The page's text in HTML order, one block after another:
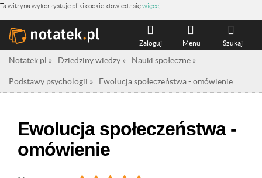
Ta witryna wykorzystuje pliki cookie, dowiedz sięwięcej
Szukaj
Menu
Zaloguj
Notatek.pl » Dziedziny wiedzy » Nauki społeczne »
Podstawy psychologii » Ewolucja społeczeństwa - omówienie
Ewolucja społeczeństwa -
omówienie